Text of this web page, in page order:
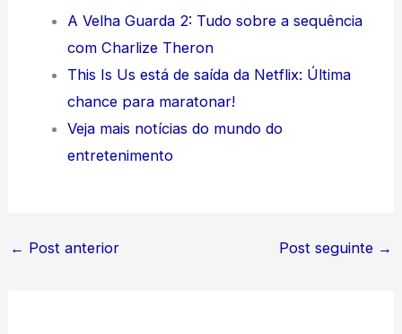
A Velha Guarda 2: Tudo sobre a sequência
com Charlize Theron
This Is Us está de saída da Netflix: Última
chance para maratonar!
Veja mais notícias do mundo do
entretenimento
← Post anterior Post seguinte →